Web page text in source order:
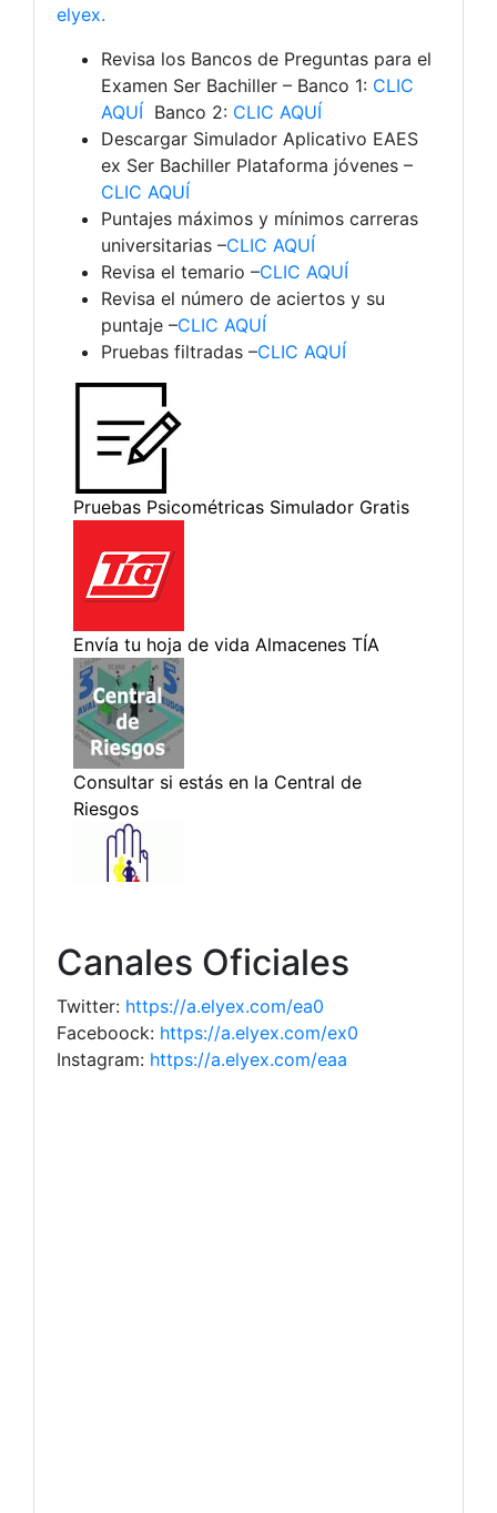
elyex.
Revisa los Bancos de Preguntas para el
Examen Ser Bachiller – Banco 1: CLIC
AQUÍ Banco 2: CLIC AQUÍ
Descargar Simulador Aplicativo EAES
ex Ser Bachiller Plataforma jóvenes –
CLIC AQUÍ
Puntajes máximos y mínimos carreras
universitarias –CLIC AQUÍ
Revisa el temario –CLIC AQUÍ
Revisa el número de aciertos y su
puntaje –CLIC AQUÍ
Pruebas filtradas –CLIC AQUÍ
Canales Oficiales
Twitter: https://a.elyex.com/ea0
Faceboock: https://a.elyex.com/ex0
Instagram: https://a.elyex.com/eaa